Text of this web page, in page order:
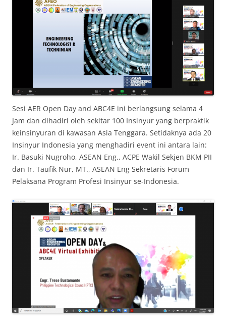
Sesi AER Open Day and ABC4E ini berlangsung selama 4
Jam dan dihadiri oleh sekitar 100 Insinyur yang berpraktik
keinsinyuran di kawasan Asia Tenggara. Setidaknya ada 20
Insinyur Indonesia yang menghadiri event ini antara lain:
Ir. Basuki Nugroho, ASEAN Eng., ACPE Wakil Sekjen BKM PII
dan Ir. Taufik Nur, MT., ASEAN Eng Sekretaris Forum
Pelaksana Program Profesi Insinyur se-Indonesia.